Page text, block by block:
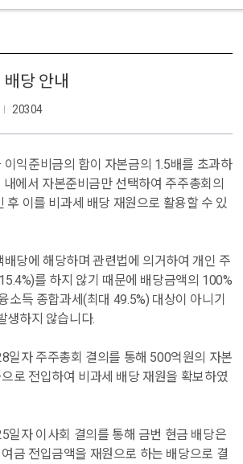
당 안내
20304
익준비금의 합이 자본금의 1.5배를 초과하
내에서 자본준비금만 선택하여 주주총회의
후 이를 비과세 배당 재원으로 활용할 수 있
당에 해당하며 관련법에 의거하여 개인 주
를 하지 않기 때문에 배당금액의 100%
소득 종합과세(최대 49.5%) 대상이 아니기
생하지 않습니다.
일자 주주총회 결의를 통해 500억원의 자본
로 전입하여 비과세 배당 재원을 확보하였
일자 이사회 결의를 통해 금번 현금 배당은
금 전입금액을 재원으로 하는 배당으로 결